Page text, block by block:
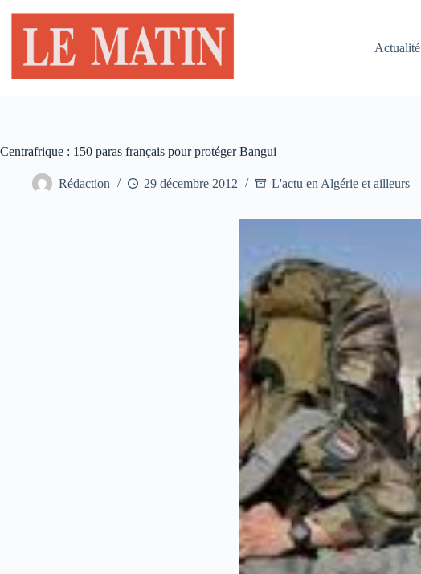
contenu
Actualité
Centrafrique : 150 paras français pour protéger Bangui
Rédaction 29 décembre 2012 L'actu en Algérie et ailleurs